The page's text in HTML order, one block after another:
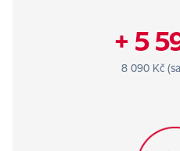
+ 5
8 090 Kč